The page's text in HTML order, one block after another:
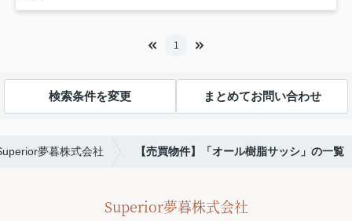
1
検索条件を変更 まとめてお問い合わせ
夢暮株式会社 【売買物件】「オール樹脂サッシ」の一覧
Superior夢暮株式会社